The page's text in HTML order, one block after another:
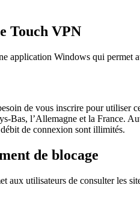
Touch VPN
application Windows qui permet
de vous inscrire pour utiliser
Bas, l’Allemagne et la France.
de connexion sont illimités.
de blocage
aux utilisateurs de consulter les